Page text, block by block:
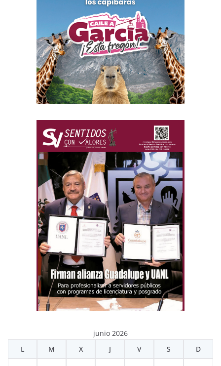
junio 2026
L
M X J V S D